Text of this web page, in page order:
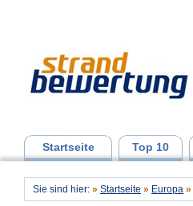
Startseite Top 10
Sie sind hier: » Startseite » Europa »